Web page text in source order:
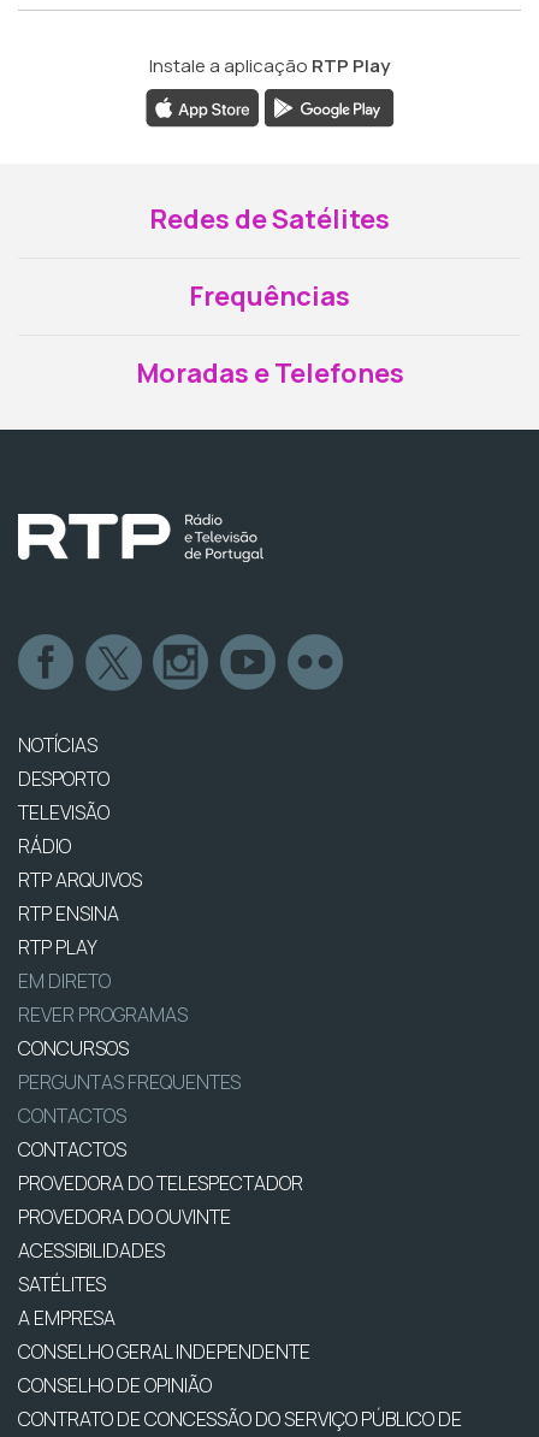
Instale a aplicação RTP Play
Redes de Satélites
Frequências
Moradas e Telefones
NOTÍCIAS
DESPORTO
TELEVISÃO
RÁDIO
RTP ARQUIVOS
RTP ENSINA
RTP PLAY
EM DIRETO
REVER PROGRAMAS
CONCURSOS
PERGUNTAS FREQUENTES
CONTACTOS
CONTACTOS
PROVEDORA DO TELESPECTADOR
PROVEDORA DO OUVINTE
ACESSIBILIDADES
SATÉLITES
A EMPRESA
CONSELHO GERAL INDEPENDENTE
CONSELHO DE OPINIÃO
CONTRATO DE CONCESSÃO DO SERVIÇO PÚBLICO DE